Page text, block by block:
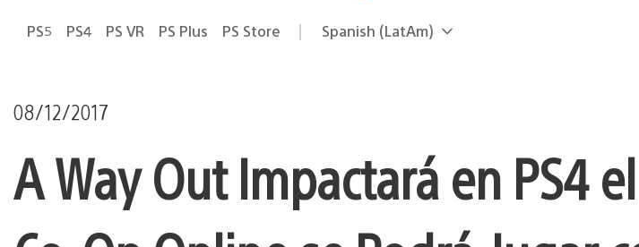
PS5 PS4 PS VR PS Plus PS Store Elige
Región
Spanish (LatAm)
08/12/2017
A Way Out Impactará en PS4